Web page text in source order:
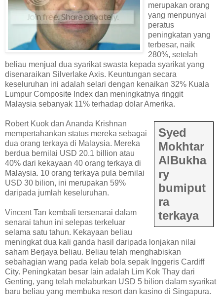
merupakan orang
yang menpunyai
peratus
peningkatan yang
terbesar, naik
280%, setelah
beliau menjual dua syarikat swasta kepada syarikat yang
disenaraikan Silverlake Axis. Keuntungan secara
keseluruhan ini adalah selari dengan kenaikan 32% Kuala
Lumpur Composite Index dan meningkatnya ringgit
Malaysia sebanyak 11% terhadap dolar Amerika.
Syed
Mokhtar
AlBukha
ry
bumiput
ra
terkaya
Robert Kuok dan Ananda Krishnan
mempertahankan status mereka sebagai
dua orang terkaya di Malaysia. Mereka
berdua bernilai USD 20.1 billion atau
40% dari kekayaan 40 orang terkaya di
Malaysia. 10 orang terkaya pula bernilai
USD 30 bilion, ini merupakan 59%
daripada jumlah keseluruhan.
Vincent Tan kembali tersenarai dalam
senarai tahun ini selepas terkeluar
selama satu tahun. Kekayaan beliau
meningkat dua kali ganda hasil daripada lonjakan nilai
saham Berjaya beliau. Beliau telah menghabiskan
sebahagian wang pada kelab bola sepak Inggeris Cardiff
City. Peningkatan besar lain adalah Lim Kok Thay dari
Genting, yang telah melaburkan USD 5 bilion dalam syarikat
baru beliau yang membuka resort dan kasino di Singapura.